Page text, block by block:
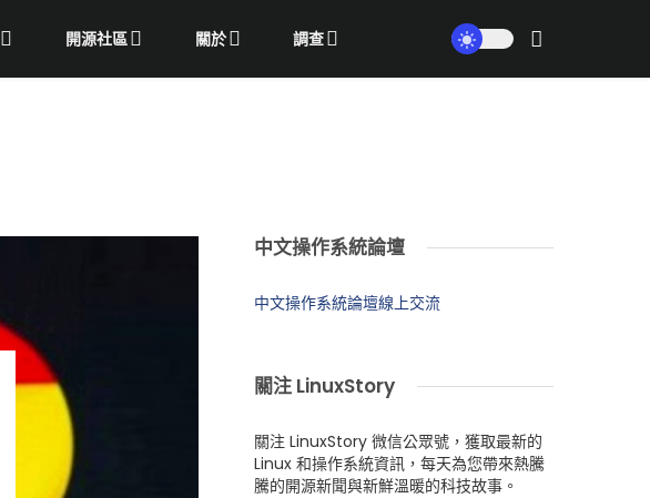
開源社區 關於 調查
中文操作系統論壇
中文操作系統論壇線上交流
關注 LinuxStory
關注 LinuxStory 微信公眾號，獲取最新的
Linux 和操作系統資訊，每天為您帶來熱騰
騰的開源新聞與新鮮溫暖的科技故事。